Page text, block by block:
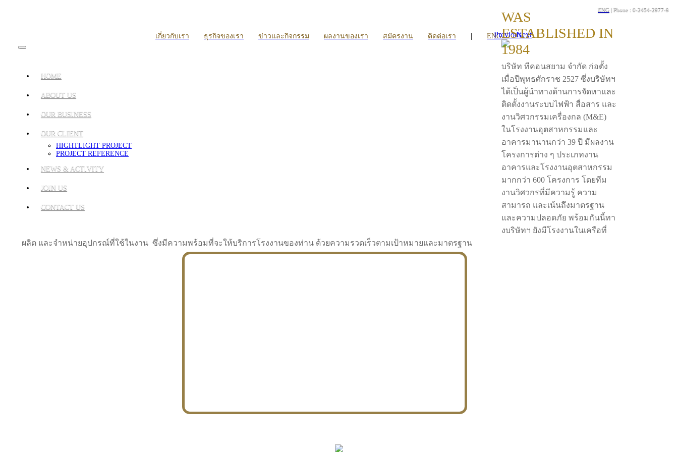
ENG | Phone : 0-2454-2977-9
เกี่ยวกับเรา ธุรกิจของเรา ข่าวและกิจกรรม ผลงานของเรา สมัครงาน ติดต่อเรา | ENG
HOME
ABOUT US
OUR BUSINESS
OUR CLIENT
HIGHTLIGHT PROJECT
PROJECT REFERENCE
NEWS & ACTIVITY
JOIN US
CONTACT US
PreviousNext
WAS
ESTABLISHED IN
1984
บริษัท ทีคอนสยาม จำกัด ก่อตั้ง
เมื่อปีพุทธศักราช 2527 ซึ่งบริษัทฯ
ได้เป็นผู้นำทางด้านการจัดหาและ
ติดตั้งงานระบบไฟฟ้า สื่อสาร และ
งานวิศวกรรมเครื่องกล (M&E)
ในโรงงานอุตสาหกรรมและ
อาคารมานานกว่า 39 ปี มีผลงาน
โครงการต่าง ๆ ประเภทงาน
อาคารและโรงงานอุตสาหกรรม
มากกว่า 600 โครงการ โดยทีม
งานวิศวกรที่มีความรู้ ความ
สามารถ และเน้นถึงมาตรฐาน
และความปลอดภัย พร้อมกันนี้ทา
งบริษัทฯ ยังมีโรงงานในเครือที่
ผลิต และจำหน่ายอุปกรณ์ที่ใช้ในงาน ซึ่งมีความพร้อมที่จะให้บริการโรงงานของท่าน ด้วยความรวดเร็วตามเป้าหมายและมาตรฐาน